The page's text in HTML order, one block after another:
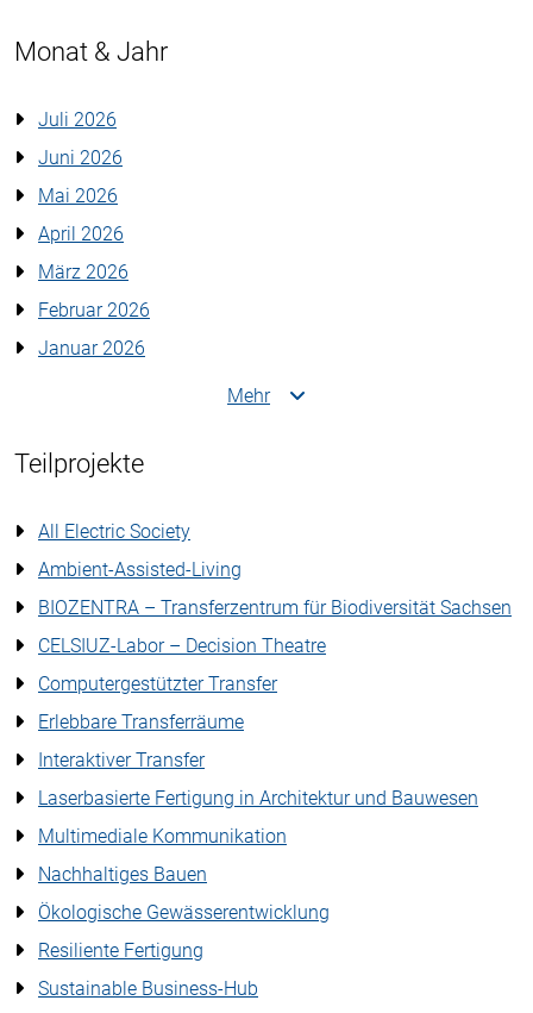
Monat & Jahr
Juli 2026
Juni 2026
Mai 2026
April 2026
März 2026
Februar 2026
Januar 2026
Mehr
Teilprojekte
All Electric Society
Ambient-Assisted-Living
BIOZENTRA – Transferzentrum für Biodiversität Sachsen
CELSIUZ-Labor – Decision Theatre
Computergestützter Transfer
Erlebbare Transferräume
Interaktiver Transfer
Laserbasierte Fertigung in Architektur und Bauwesen
Multimediale Kommunikation
Nachhaltiges Bauen
Ökologische Gewässerentwicklung
Resiliente Fertigung
Sustainable Business-Hub